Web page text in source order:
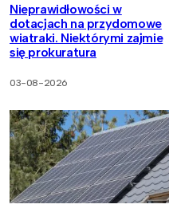
Nieprawidłowości w
dotacjach na przydomowe
wiatraki. Niektórymi zajmie
się prokuratura
03-08-2026